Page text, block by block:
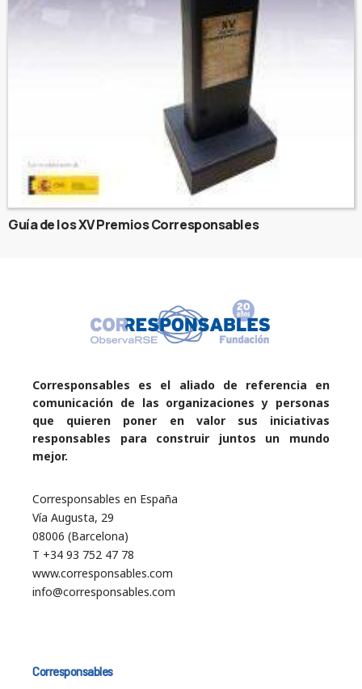
Guía de los XV Premios Corresponsables
Corresponsables es el aliado de referencia en
comunicación de las organizaciones y personas
que quieren poner en valor sus iniciativas
responsables para construir juntos un mundo
mejor.
Corresponsables en España
Vía Augusta, 29
08006 (Barcelona)
T +34 93 752 47 78
www.corresponsables.com
info@corresponsables.com
Corresponsables